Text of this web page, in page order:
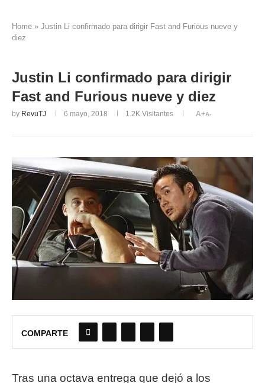
Home » Justin Li confirmado para dirigir Fast and Furious nueve y
diez
Justin Li confirmado para dirigir
Fast and Furious nueve y diez
by RevuTJ 6 mayo, 2018 1.2K Visitantes A+A-
COMPARTE
Tras una octava entrega que dejó a los